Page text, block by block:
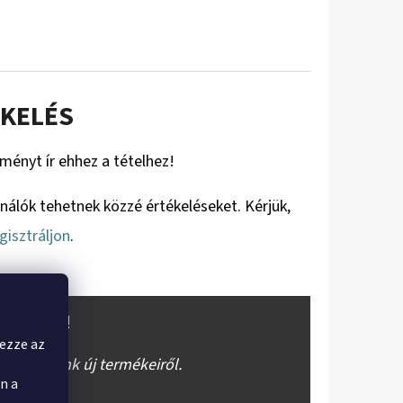
az
a
ír ehhez a tételhez!
tehetnek közzé értékeléseket. Kérjük,
.
új termékeiről.